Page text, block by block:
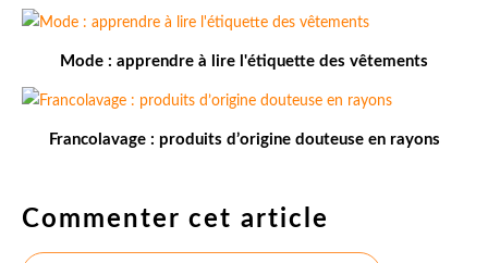
Mode : apprendre à lire l'étiquette des vêtements
Francolavage : produits d’origine douteuse en rayons
Commenter cet article